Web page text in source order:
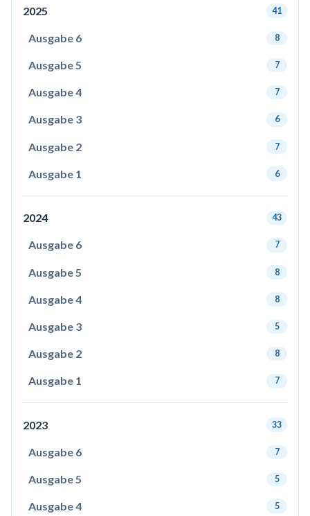
2025 41
Ausgabe 6 8
Ausgabe 5 7
Ausgabe 4 7
Ausgabe 3 6
Ausgabe 2 7
Ausgabe 1 6
2024 43
Ausgabe 6 7
Ausgabe 5 8
Ausgabe 4 8
Ausgabe 3 5
Ausgabe 2 8
Ausgabe 1 7
2023 33
Ausgabe 6 7
Ausgabe 5 5
Ausgabe 4 5